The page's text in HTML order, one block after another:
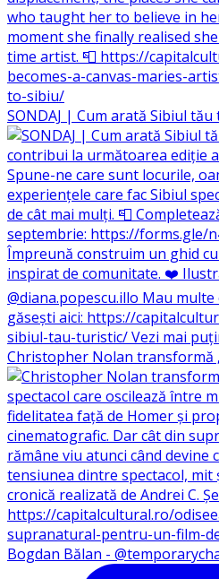
SONDAJ | Cum arată Sibiul
Christopher Nolan transformă
Bogdan Bălan -